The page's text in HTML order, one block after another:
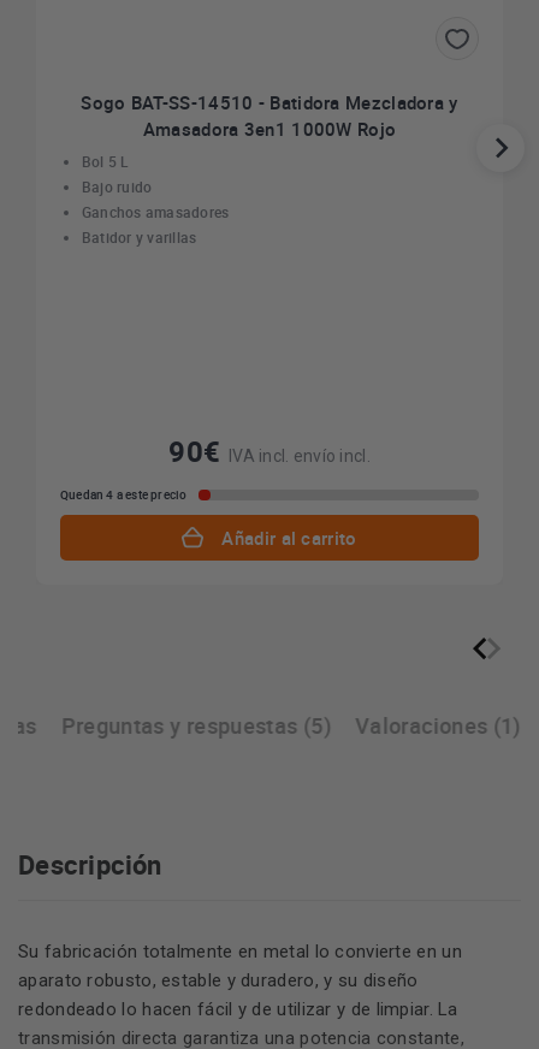
Sogo BAT-SS-14510 - Batidora Mezcladora y
Amasadora 3en1 1000W Rojo
Bol 5 L
Bajo ruido
Ganchos amasadores
Batidor y varillas
90€ IVA incl. envío incl.
Quedan 4 a este precio
Añadir al carrito
Preguntas y respuestas (5) Valoraciones (1)
Descripción
Su fabricación totalmente en metal lo convierte en un
aparato robusto, estable y duradero, y su diseño
redondeado lo hacen fácil y de utilizar y de limpiar. La
transmisión directa garantiza una potencia constante,